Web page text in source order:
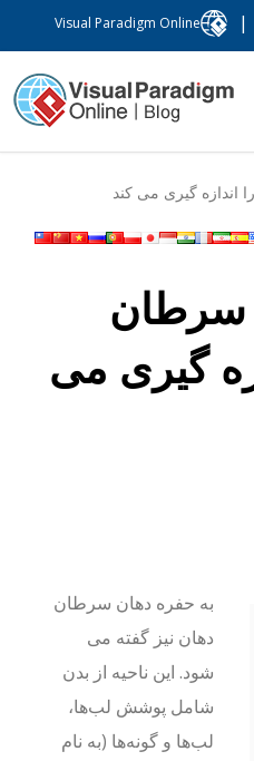
Visual Paradigm Online
گیری می کند
سرطان
گیری می
به حفره دهان سرطان
دهان نیز گفته می
شود. این ناحیه از بدن
شامل پوشش لب‌ها،
لب‌ها و گونه‌ها (به نام